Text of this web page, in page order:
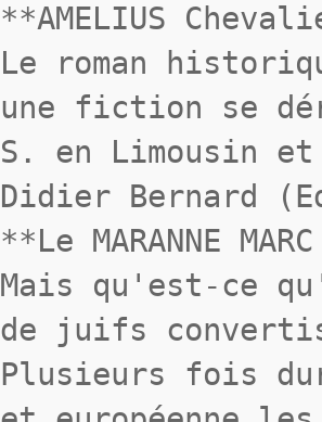
**AMELIUS
Le roman
une fiction se
S. en Limousin
Didier Bernard
**Le MARANNE
Mais qu'est-ce
de juifs
Plusieurs fois